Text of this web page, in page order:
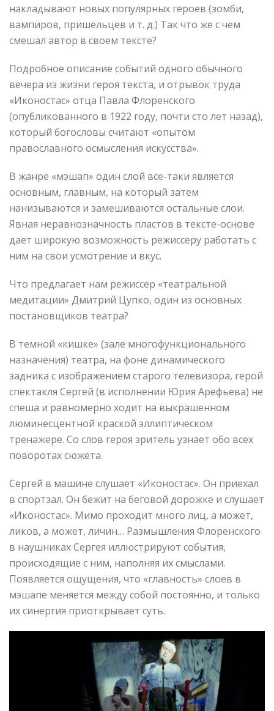
накладывают новых популярных героев (зомби,
вампиров, пришельцев и т. д.) Так что же с чем
смешал автор в своем тексте?
Подробное описание событий одного обычного
вечера из жизни героя текста, и отрывок труда
«Иконостас» отца Павла Флоренского
(опубликованного в 1922 году, почти сто лет назад),
который богословы считают «опытом
православного осмысления искусства».
В жанре «мэшап» один слой все-таки является
основным, главным, на который затем
нанизываются и замешиваются остальные слои.
Явная неравнозначность пластов в тексте-основе
дает широкую возможность режиссеру работать с
ним на свои усмотрение и вкус.
Что предлагает нам режиссер «театральной
медитации» Дмитрий Цупко, один из основных
постановщиков театра?
В темной «кишке» (зале многофункционального
назначения) театра, на фоне динамического
задника с изображением старого телевизора, герой
спектакля Сергей (в исполнении Юрия Арефьева) не
спеша и равномерно ходит на выкрашенном
люминесцентной краской эллиптическом
тренажере. Со слов героя зритель узнает обо всех
поворотах сюжета.
Сергей в машине слушает «Иконостас». Он приехал
в спортзал. Он бежит на беговой дорожке и слушает
«Иконостас». Мимо проходит много лиц, а может,
ликов, а может, личин… Размышления Флоренского
в наушниках Сергея иллюстрируют события,
происходящие с ним, наполняя их смыслами.
Появляется ощущения, что «главность» слоев в
мэшапе меняется между собой постоянно, и только
их синергия приоткрывает суть.